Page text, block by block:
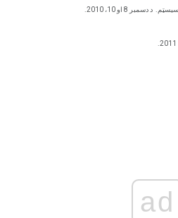
د دسمبر 8 او 10، 2010.
ad